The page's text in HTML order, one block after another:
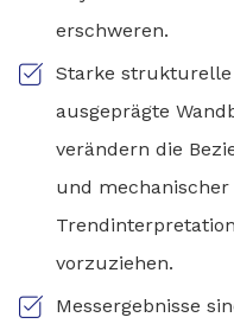
erschweren.
Starke
ausgeprägte
verändern die
und mechanischer
vorzuziehen.
Messergebnisse